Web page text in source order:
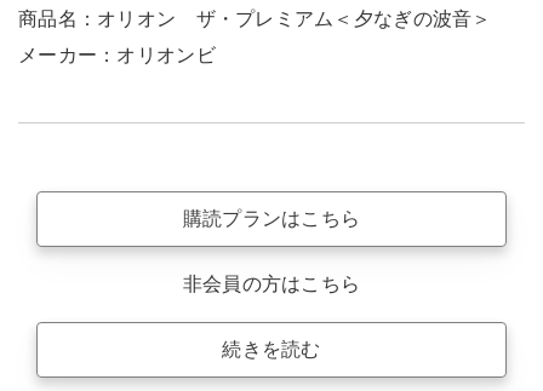
商品名：オリオン ザ・プレミアム＜夕なぎの波音＞
メーカー：オリオンビ
購読プランはこちら
非会員の方はこちら
続きを読む